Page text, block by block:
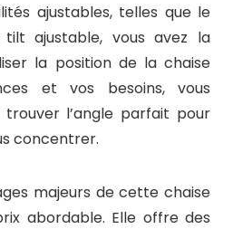
ajustables, telles que le
ajustable, vous avez la
la position de la chaise
et vos besoins, vous
l’angle parfait pour
concentrer.
majeurs de cette chaise
abordable. Elle offre des